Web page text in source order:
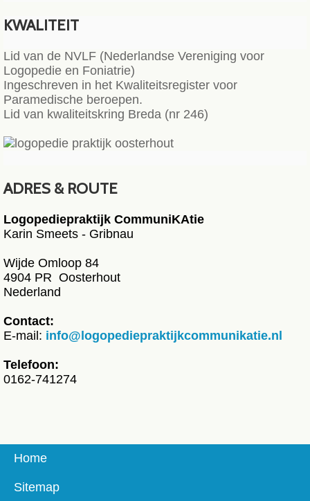
KWALITEIT
Lid van de NVLF (Nederlandse Vereniging voor
Logopedie en Foniatrie)
Ingeschreven in het Kwaliteitsregister voor
Paramedische beroepen.
Lid van kwaliteitskring Breda (nr 246)
ADRES & ROUTE
Logopediepraktijk CommuniKAtie
Karin Smeets - Gribnau
Wijde Omloop 84
4904 PR Oosterhout
Nederland
Contact:
E-mail: info@logopediepraktijkcommunikatie.nl
Telefoon:
0162-741274
Home
Sitemap